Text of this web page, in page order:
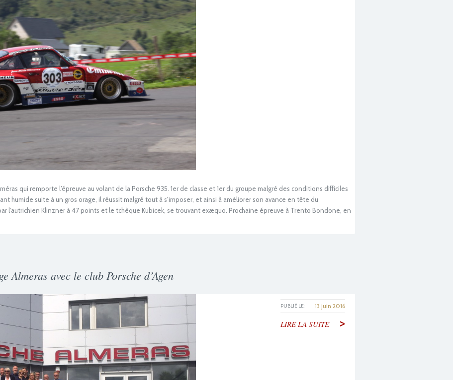
qui remporte l’épreuve au volant de la Porsche 935. 1er de classe et 1er du groupe malgré des conditions difficiles
humide suite à un gros orage, il réussit malgré tout à s’imposer, et ainsi à améliorer son avance en tête du
l’autrichien Klinzner à 47 points et le tchèque Kubicek, se trouvant exæquo. Prochaine épreuve à Trento Bondone, en
Almeras avec le club Porsche d’Agen
PUBLIÉ LE: 13 juin 2016
LIRE LA SUITE >